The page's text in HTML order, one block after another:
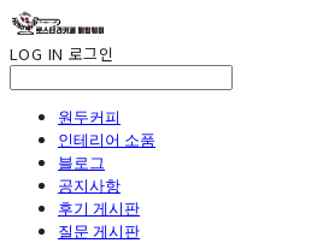
LOG IN 로그인
원두커피
인테리어 소품
블로그
공지사항
후기 게시판
질문 게시판